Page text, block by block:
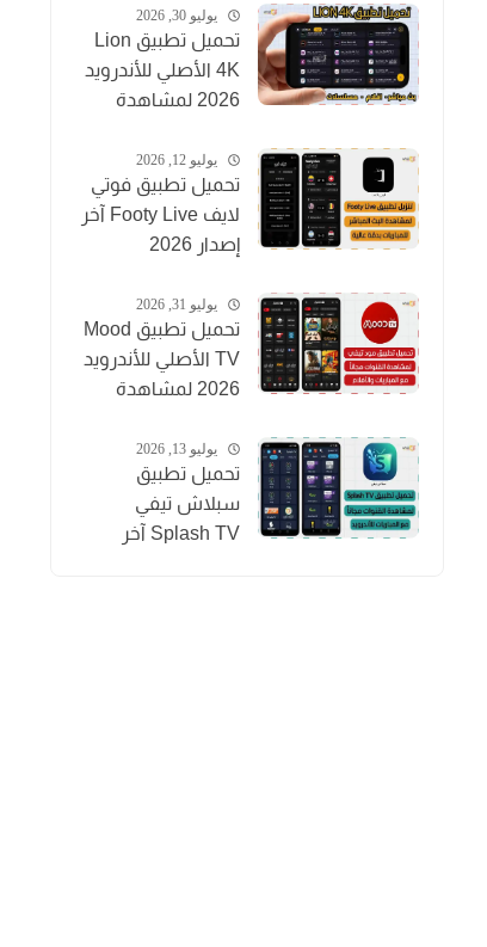
يوليو 30, 2026
تحميل تطبيق Lion
4K الأصلي للأندرويد
2026 لمشاهدة
مجاناًيوليو 12, 2026
تحميل تطبيق فوتي
لايف Footy Live آخر
إصدار 2026
بث مباشر
يوليو 31, 2026
تحميل تطبيق Mood
TV الأصلي للأندرويد
2026 لمشاهدة
والأفلام
يوليو 13, 2026
تحميل تطبيق
سبلاش تيفي
Splash TV آخر